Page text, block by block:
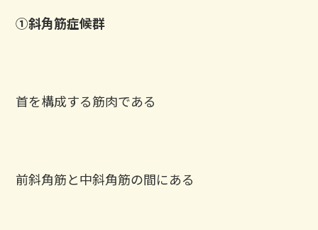
①斜角筋症候群
首を構成する筋肉である
前斜角筋と中斜角筋の間にある